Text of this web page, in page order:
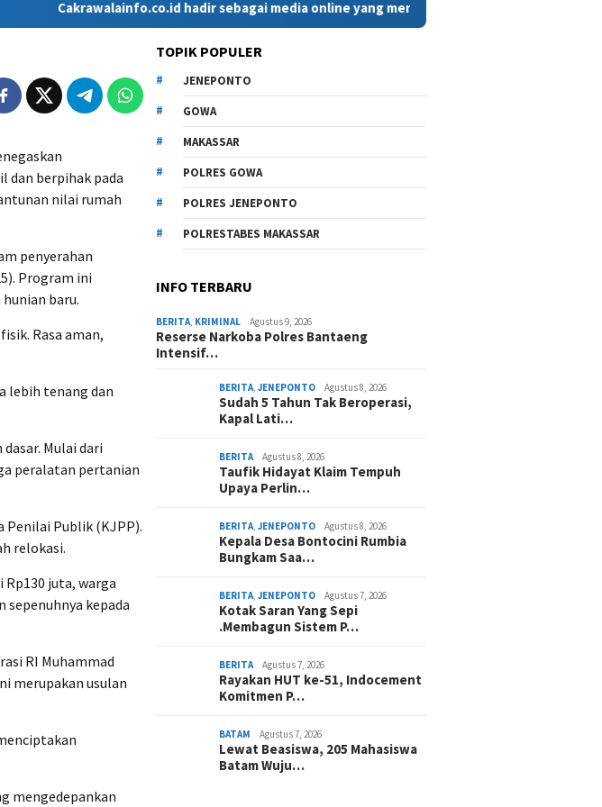
Cakrawalainfo.co.id hadir sebagai media online yang menyajikan berita cepat, faktual, dan
dan berpihak pada
nilai rumah
penyerahan
Program ini
baru.
Rasa aman,
lebih tenang dan
Mulai dari
peralatan pertanian
Penilai Publik (KJPP).
relokasi.
juta, warga
kepada
RI Muhammad
merupakan usulan
mengedepankan
TOPIK POPULER
JENEPONTO
GOWA
MAKASSAR
POLRES GOWA
POLRES JENEPONTO
POLRESTABES MAKASSAR
INFO TERBARU
BERITA, KRIMINAL Agustus 9, 2026
Reserse Narkoba Polres Bantaeng
Intensif…
BERITA,JENEPONTO Agustus 8, 2026
Sudah 5 Tahun Tak Beroperasi,
Kapal Lati…
BERITA Agustus 8, 2026
Taufik Hidayat Klaim Tempuh
Upaya Perlin…
BERITA,JENEPONTO Agustus 8, 2026
Kepala Desa Bontocini Rumbia
Bungkam Saa…
BERITA,JENEPONTO Agustus 7, 2026
Kotak Saran Yang Sepi
.Membagun Sistem P…
BERITA Agustus 7, 2026
Rayakan HUT ke-51, Indocement
Komitmen P…
BATAM Agustus 7, 2026
Lewat Beasiswa, 205 Mahasiswa
Batam Wuju…